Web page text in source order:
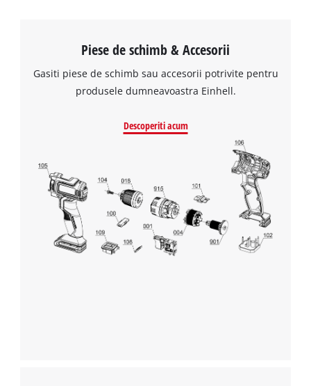
Avem nevoie de acordul dvs. pentru a
incarca serviciul Google Maps!
This content is not permitted to load due
to trackers that are not disclosed to the
visitor. The website owner needs to setup
the site with their CMP to add this content
Piese de schimb & Accesorii
Gasiti piese de schimb sau accesorii potrivite pentru
produsele dumneavoastra Einhell.
Descoperiti acum